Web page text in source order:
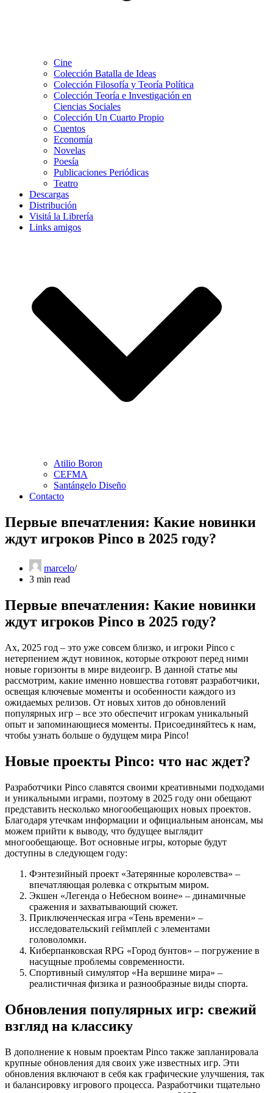
Cine
Colección Batalla de Ideas
Colección Filosofía y Teoría Política
Colección Teoría e Investigación en
Ciencias Sociales
Colección Un Cuarto Propio
Cuentos
Economía
Novelas
Poesía
Publicaciones Periódicas
Teatro
Descargas
Distribución
Visitá la Librería
Links amigos
Atilio Boron
CEFMA
Santángelo Diseño
Contacto
Первые впечатления: Какие новинки
ждут игроков Pinco в 2025 году?
marcelo
3 min read
Первые впечатления: Какие новинки
ждут игроков Pinco в 2025 году?
Ах, 2025 год – это уже совсем близко, и игроки Pinco с
нетерпением ждут новинок, которые откроют перед ними
новые горизонты в мире видеоигр. В данной статье мы
рассмотрим, какие именно новшества готовят разработчики,
освещая ключевые моменты и особенности каждого из
ожидаемых релизов. От новых хитов до обновлений
популярных игр – все это обеспечит игрокам уникальный
опыт и запоминающиеся моменты. Присоединяйтесь к нам,
чтобы узнать больше о будущем мира Pinco!
Новые проекты Pinco: что нас ждет?
Разработчики Pinco славятся своими креативными подходами
и уникальными играми, поэтому в 2025 году они обещают
представить несколько многообещающих новых проектов.
Благодаря утечкам информации и официальным анонсам, мы
можем прийти к выводу, что будущее выглядит
многообещающе. Вот основные игры, которые будут
доступны в следующем году:
Фэнтезийный проект «Затерянные королевства» –
впечатляющая ролевка с открытым миром.
Экшен «Легенда о Небесном воине» – динамичные
сражения и захватывающий сюжет.
Приключенческая игра «Тень времени» –
исследовательский геймплей с элементами
головоломки.
Киберпанковская RPG «Город бунтов» – погружение в
насущные проблемы современности.
Спортивный симулятор «На вершине мира» –
реалистичная физика и разнообразные виды спорта.
Обновления популярных игр: свежий
взгляд на классику
В дополнение к новым проектам Pinco также запланировала
крупные обновления для своих уже известных игр. Эти
обновления включают в себя как графические улучшения, так
и балансировку игрового процесса. Разработчики тщательно